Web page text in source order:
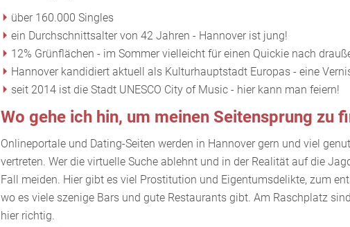
über 160.000 Singles
ein Durchschnittsalter von 42 Jahren - Hannover ist jung!
12% Grünflächen - im Sommer vielleicht für einen Quickie nach
Hannover kandidiert aktuell als Kulturhauptstadt Europas - eine
seit 2014 ist die Stadt UNESCO City of Music - hier kann man feiern!
Wo gehe ich hin, um meinen Seitensprung zu
Onlineportale und Dating-Seiten werden in Hannover gern und viel
vertreten. Wer die virtuelle Suche ablehnt und in der Realität auf die
Fall meiden. Hier gibt es viel Prostitution und Eigentumsdelikte, zum
wo es viele szenige Bars und gute Restaurants gibt. Am Raschplatz
hier richtig.